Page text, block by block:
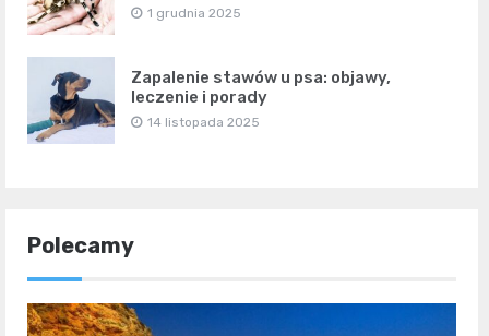
1 grudnia 2025
Zapalenie stawów u psa: objawy,
leczenie i porady
14 listopada 2025
Polecamy